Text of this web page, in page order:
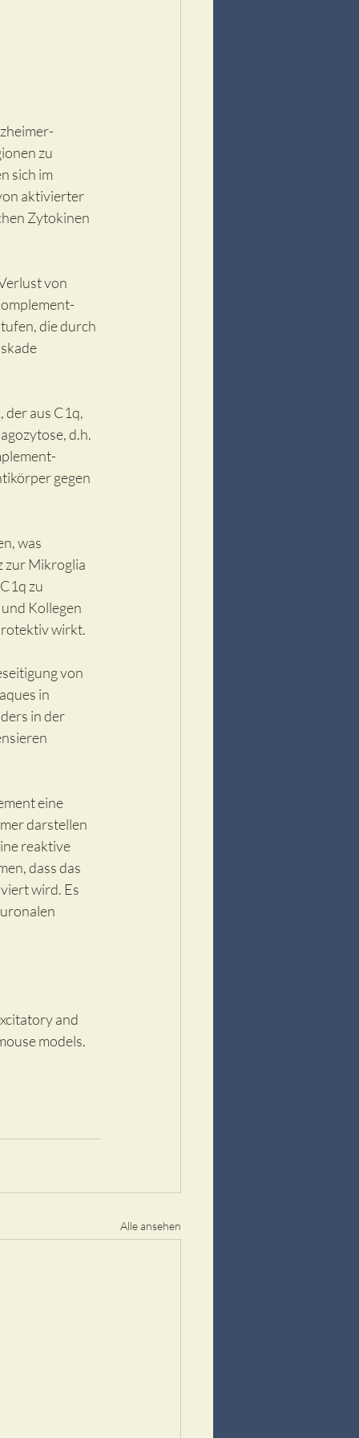
zu
sich im
aktivierter
Zytokinen
von
die durch
, der aus C1q,
d.h.
gegen
was
zur Mikroglia
zu
Kollegen
wirkt.
von
in
in der
eine
darstellen
reaktive
dass das
wird. Es
and
models.
Alle ansehen